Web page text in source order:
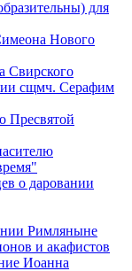
для
Нового
Свирского
сщмч. Серафим
Пресвятой
о даровании
Римляныне
и акафистов
Иоанна